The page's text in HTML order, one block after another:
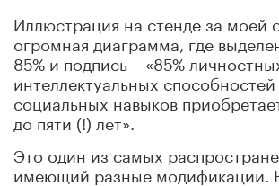
Иллюстрация на стенде за моей
огромная диаграмма, где
85% и подпись – «85%
интеллектуальных
социальных навыков
до пяти (!) лет».
Это один из самых
имеющий разные модификации.